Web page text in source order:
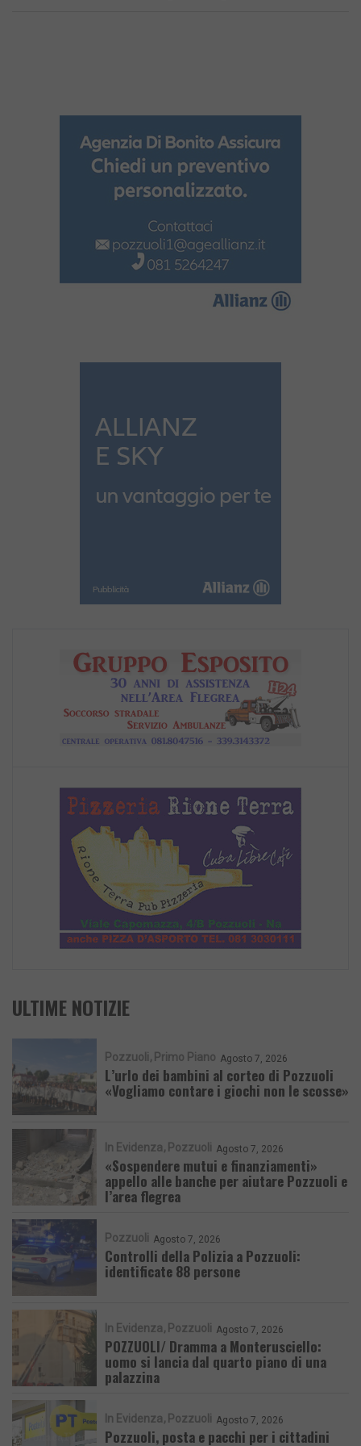
ULTIME NOTIZIE
Pozzuoli Primo Piano Agosto 7, 2026
L’urlo dei bambini al corteo di Pozzuoli
«Vogliamo contare i giochi non le scosse»
In Evidenza Pozzuoli Agosto 7, 2026
«Sospendere mutui e finanziamenti»
appello alle banche per aiutare Pozzuoli e
l’area flegrea
Pozzuoli Agosto 7, 2026
Controlli della Polizia a Pozzuoli:
identificate 88 persone
In Evidenza Pozzuoli Agosto 7, 2026
POZZUOLI/ Dramma a Monterusciello:
uomo si lancia dal quarto piano di una
palazzina
In Evidenza Pozzuoli Agosto 7, 2026
Pozzuoli, posta e pacchi per i cittadini